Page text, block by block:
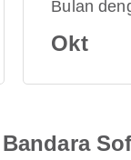
Bulan
Okt